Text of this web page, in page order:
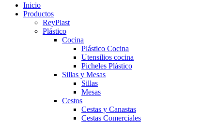
Inicio
Productos
ReyPlast
Plástico
Cocina
Plástico Cocina
Utensilios cocina
Picheles Plástico
Sillas y Mesas
Sillas
Mesas
Cestos
Cestas y Canastas
Cestas Comerciales